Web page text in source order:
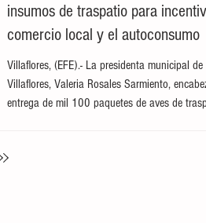
insumos de traspatio para
comercio local y el autoconsumo
Villaflores, (EFE).- La presidenta municipal de
Villaflores, Valeria Rosales Sarmiento,
entrega de mil 100 paquetes de aves de
Tovilla, la alcaldesa destacó que el esquema